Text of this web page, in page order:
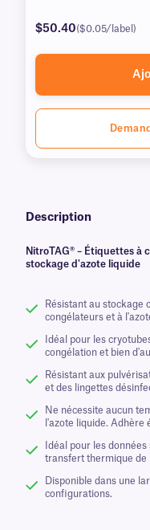
$50.40($0.05/label)
Description
NitroTAG® – Étiquettes à
stockage d'azote liquide
Résistant au stockage
congélateurs et à
Idéal pour les
congélation et bien
Résistant aux
et des lingettes
Ne nécessite aucun
l'azote liquide. Adhère
Idéal pour les
transfert thermique de
Disponible dans une
configurations.